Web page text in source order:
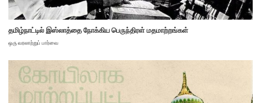
தமிழ்நாட்டில் இஸ்லாத்தை நோக்கிய பெருந்திரள் மதமாற்றங்கள்
ஒரு வரலாற்றுப் பார்வை